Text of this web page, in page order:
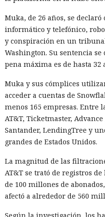
Ingenieros reducen en un
RAM y aceleran la
Los desarrolladores, que
repentinos de Node.js al
del framework de
Muka, de 26 años, se
informático y telefónico,
y conspiración en un
Washington. Su sentencia
pena máxima es de hasta 32
Muka y sus cómplices
acceder a cuentas de
menos 165 empresas. Entre
AT&T, Ticketmaster,
Santander, LendingTree y
grandes de Estados Unidos.
La magnitud de las
AT&T se trató de registros
de 100 millones de
afectó a alrededor de 560